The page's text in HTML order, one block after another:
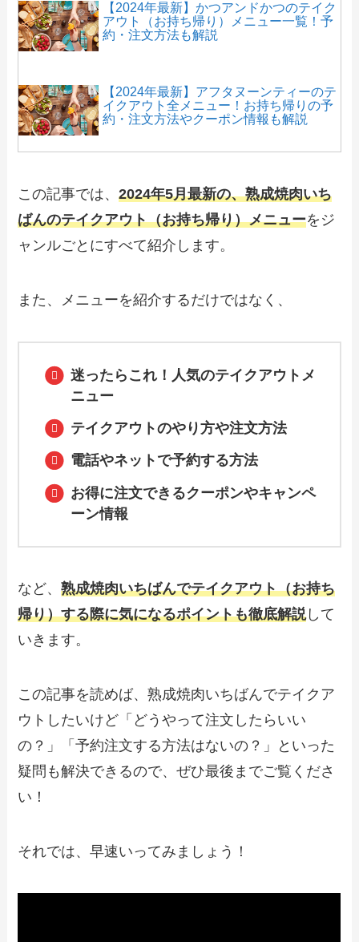
【2024年最新】かつアンドかつのテイク
アウト（お持ち帰り）メニュー一覧！予
約・注文方法も解説
【2024年最新】アフタヌーンティーのテ
イクアウト全メニュー！お持ち帰りの予
約・注文方法やクーポン情報も解説
持ち帰り）メニュー一覧！予約・注文方
法やキャンペーン情報も解説
【2024年最新】なごやか亭のテイクアウ
注文方法やキャンペーン情報も解説
【2024年最新】丸源ラーメンのテイクア
文方法やクーポン情報も解説
【2024年最新】回転寿司まつりやのテイ
【2024年最新】ピザーラのテイクアウト
（お持ち帰り）メニュー一覧！予約・注
文方法やキャンペーン情報も解説
ウト全メニュー！お持ち帰りの予約・注
【2024年最新】銀座アスターで人気のテ
イクアウト（お持ち帰り）メニューは？
【2024年最新】プロントのテイクアウト
（持ち帰り）メニュー！パンやパスタ、
この記事では、2024年5月最新の、熟成焼肉いち
ばんのテイクアウト（お持ち帰り）メニューをジ
ャンルごとにすべて紹介します。
また、メニューを紹介するだけではなく、
迷ったらこれ！人気のテイクアウトメ
ニュー
テイクアウトのやり方や注文方法
電話やネットで予約する方法
お得に注文できるクーポンやキャンペ
ーン情報
など、熟成焼肉いちばんでテイクアウト（お持ち
帰り）する際に気になるポイントも徹底解説して
いきます。
この記事を読めば、熟成焼肉いちばんでテイクア
ウトしたいけど「どうやって注文したらいい
の？」「予約注文する方法はないの？」といった
疑問も解決できるので、ぜひ最後までご覧くださ
い！
それでは、早速いってみましょう！